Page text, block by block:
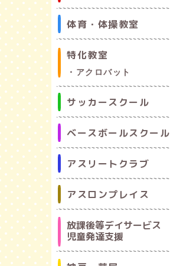
体育・体操教室
特化教室
・アクロバット
サッカースクール
ベースボールスクール
アスリートクラブ
アスロンプレイス
放課後等デイサービス
児童発達支援